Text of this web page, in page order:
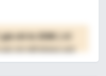
( giá chỉ từ 250K )
chi tiết không giới